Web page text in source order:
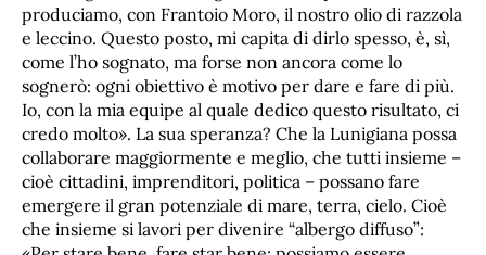
produciamo, con Frantoio Moro, il nostro olio di razzola
e leccino. Questo posto, mi capita di dirlo spesso, è, sì,
come l’ho sognato, ma forse non ancora come lo
sognerò: ogni obiettivo è motivo per dare e fare di più.
Io, con la mia equipe al quale dedico questo risultato, ci
credo molto». La sua speranza? Che la Lunigiana possa
collaborare maggiormente e meglio, che tutti insieme –
cioè cittadini, imprenditori, politica – possano fare
emergere il gran potenziale di mare, terra, cielo. Cioè
che insieme si lavori per divenire “albergo diffuso”: